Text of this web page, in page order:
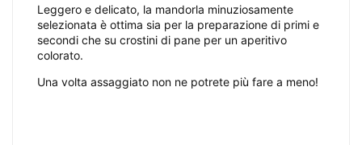
Leggero e delicato, la mandorla minuziosamente
selezionata è ottima sia per la preparazione di primi e
secondi che su crostini di pane per un aperitivo
colorato.
Una volta assaggiato non ne potrete più fare a meno!